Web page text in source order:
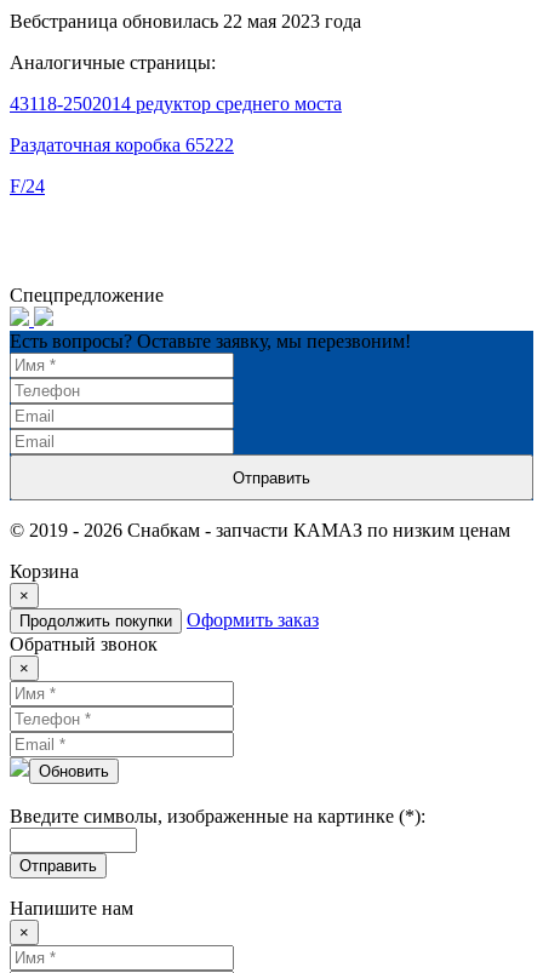
Вебстраница обновилась 22 мая 2023 года
Аналогичные страницы:
43118-2502014 редуктор среднего моста
Раздаточная коробка 65222
F/24
Спецпредложение
Есть вопросы? Оставьте заявку, мы перезвоним!
Отправить
© 2019 - 2026 Снабкам - запчасти КАМАЗ по низким ценам
Корзина
×
Продолжить покупки
Оформить заказ
Обратный звонок
×
Обновить
Введите символы, изображенные на картинке (*):
Отправить
Напишите нам
×